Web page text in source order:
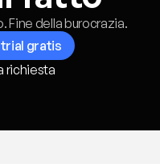
Fine della burocrazia.
gratis
richiesta